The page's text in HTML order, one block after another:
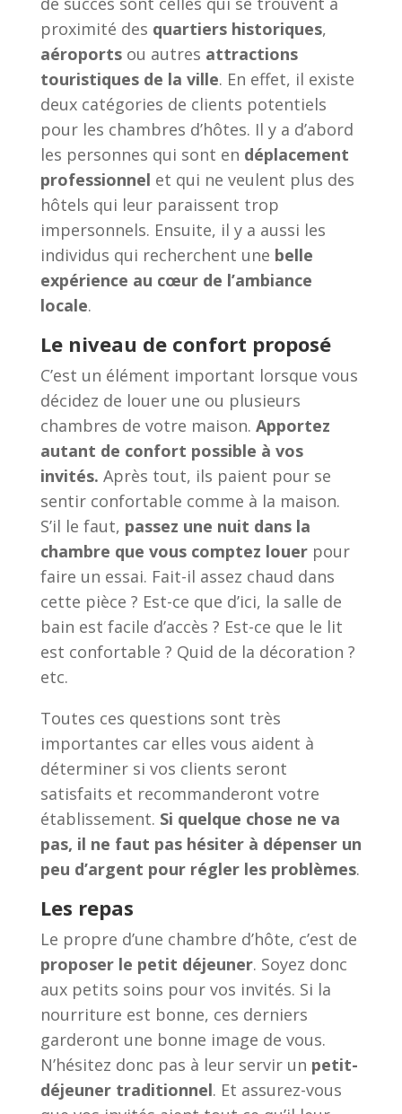
proximité des quartiers historiques,
aéroportsou autres attractions
touristiques de la ville. En effet, il existe
deux catégories de clients potentiels
pour les chambres d’hôtes. Il y a d’abord
les personnes qui sont en déplacement
professionnel et qui ne veulent plus des
hôtels qui leur paraissent trop
impersonnels. Ensuite, il y a aussi les
individus qui recherchent une belle
expérience au cœur de l’ambiance
locale.
Le niveau de confort proposé
C’est un élément important lorsque vous
décidez de louer une ou plusieurs
chambres de votre maison. Apportez
autant de confort possible à vos
invités. Après tout, ils paient pour se
sentir confortable comme à la maison.
S’il le faut, passez une nuit dans la
chambre que vous comptez louerpour
faire un essai. Fait-il assez chaud dans
cette pièce ? Est-ce que d’ici, la salle de
bain est facile d’accès ? Est-ce que le lit
est confortable ? Quid de la décoration ?
etc.
Toutes ces questions sont très
importantes car elles vous aident à
déterminer si vos clients seront
satisfaits et recommanderont votre
établissement. Si quelque chose ne va
pas, il ne faut pas hésiter à dépenser un
peu d’argent pour régler les problèmes.
Les repas
Le propre d’une chambre d’hôte, c’est de
proposer le petit déjeuner. Soyez donc
aux petits soins pour vos invités. Si la
nourriture est bonne, ces derniers
garderont une bonne image de vous.
N’hésitez donc pas à leur servir un petit-
déjeuner traditionnel. Et assurez-vous